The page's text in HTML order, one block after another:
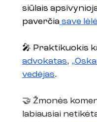
siūlais
paverčia save
🎤 Praktikuokis
advokatas,
vedėjas.
🤝 Žmonės
labiausiai